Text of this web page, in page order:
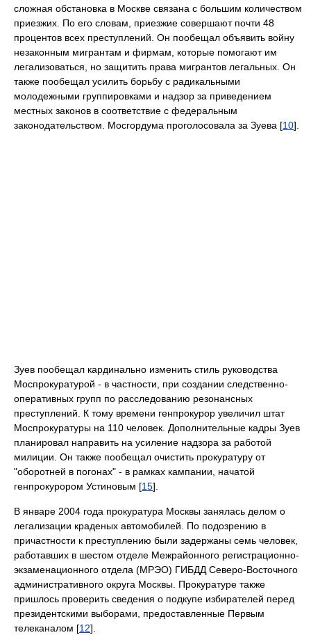
сложная обстановка в Москве связана с большим количеством
приезжих. По его словам, приезжие совершают почти 48
процентов всех преступлений. Он пообещал объявить войну
незаконным мигрантам и фирмам, которые помогают им
легализоваться, но защитить права мигрантов легальных. Он
также пообещал усилить борьбу с радикальными
молодежными группировками и надзор за приведением
местных законов в соответствие с федеральным
законодательством. Мосгордума проголосовала за Зуева [10].
Зуев пообещал кардинально изменить стиль руководства
Моспрокуратурой - в частности, при создании следственно-
оперативных групп по расследованию резонансных
преступлений. К тому времени генпрокурор увеличил штат
Моспрокуратуры на 110 человек. Дополнительные кадры Зуев
планировал направить на усиление надзора за работой
милиции. Он также пообещал очистить прокуратуру от
"оборотней в погонах" - в рамках кампании, начатой
генпрокурором Устиновым [15].
В январе 2004 года прокуратура Москвы занялась делом о
легализации краденых автомобилей. По подозрению в
причастности к преступлению были задержаны семь человек,
работавших в шестом отделе Межрайонного регистрационно-
экзаменационного отдела (МРЭО) ГИБДД Северо-Восточного
административного округа Москвы. Прокуратуре также
пришлось проверить сведения о подкупе избирателей перед
президентскими выборами, предоставленные Первым
телеканалом [12].